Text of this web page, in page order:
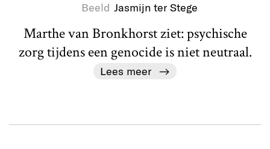
Beeld Jasmijn ter Stege
Marthe van Bronkhorst ziet: psychische
zorg tijdens een genocide is niet neutraal.
Lees meer